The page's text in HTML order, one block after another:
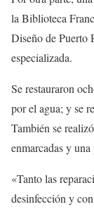
la Biblioteca
Diseño de Puerto
especializada.
Se restauraron
por el agua; y se
También se
enmarcadas y
«Tanto las
desinfección y